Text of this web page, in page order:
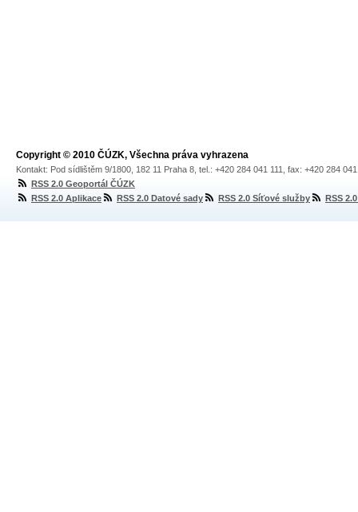
Copyright © 2010 ČÚZK, Všechna práva vyhrazena
Kontakt: Pod sídlištěm 9/1800, 182 11 Praha 8, tel.: +420 284 041 111, fax: +420 284
RSS 2.0 Geoportál ČÚZK
RSS 2.0 Aplikace
RSS 2.0 Datové sady RSS 2.0 Síťové služby RSS